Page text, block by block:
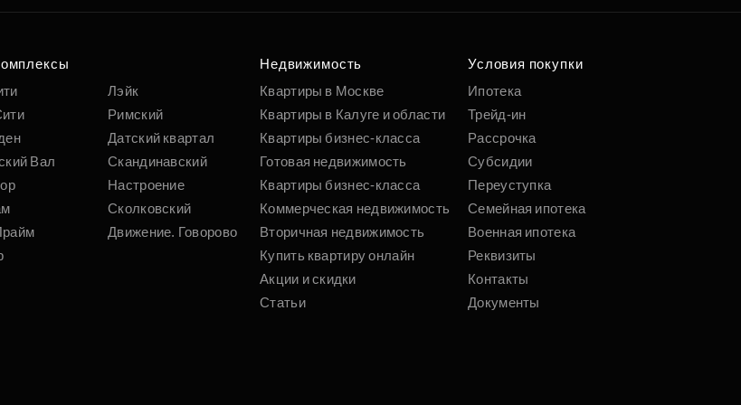
по удобным
вам параметрам
Подобрать
Вал
Лэйк
Римский
Датский квартал
Скандинавский
Настроение
Сколковский
Движение. Говорово
Недвижимость
Квартиры в Москве
Квартиры в Калуге и области
Квартиры бизнес-класса
Готовая недвижимость
Квартиры бизнес-класса
Коммерческая недвижимость
Вторичная недвижимость
Купить квартиру онлайн
Акции и скидки
Статьи
Условия покупки
Ипотека
Трейд-ин
Рассрочка
Субсидии
Переуступка
Семейная ипотека
Военная ипотека
Реквизиты
Контакты
Документы